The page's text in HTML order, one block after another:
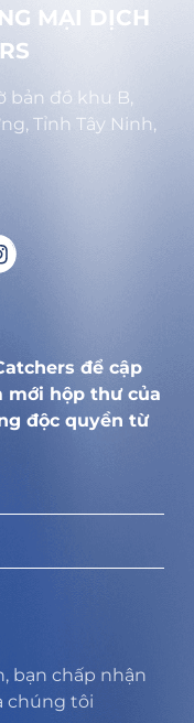
MẠI DỊCH
bản đồ khu B,
Tỉnh Tây Ninh,
để cập
hộp thư của
độc quyền từ
bạn chấp nhận
chúng tôi